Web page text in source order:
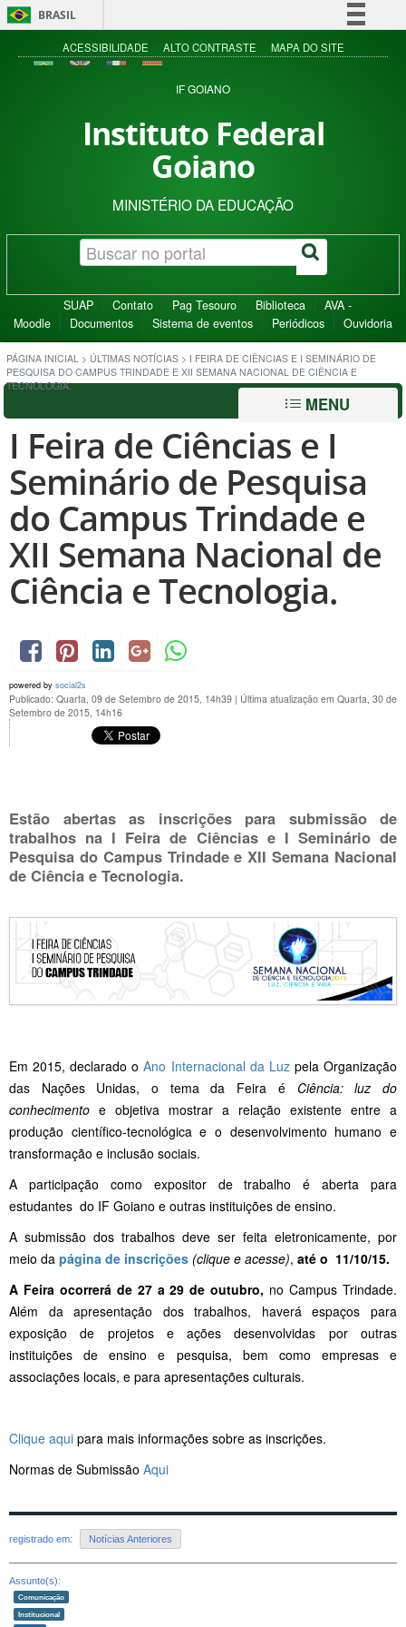
BRASIL
Simplifique!
Acesso à informação
ACESSIBILIDADE ALTO CONTRASTE MAPA DO SITE
IF GOIANO
Instituto Federal
Goiano
MINISTÉRIO DA EDUCAÇÃO
SUAP Contato Pag Tesouro Biblioteca
AVA -
Moodle
Documentos Sistema de eventos Periódicos Ouvidoria
PÁGINA INICIAL > ÚLTIMAS NOTÍCIAS > I FEIRA DE CIÊNCIAS E I SEMINÁRIO DE
PESQUISA DO CAMPUS TRINDADE E XII SEMANA NACIONAL DE CIÊNCIA E
TECNOLOGIA.
MENU
I Feira de Ciências e I
Seminário de Pesquisa
do Campus Trindade e
XII Semana Nacional de
Ciência e Tecnologia.
powered by social2s
Publicado: Quarta, 09 de Setembro de 2015, 14h39 | Última atualização em Quarta, 30 de
Setembro de 2015, 14h16
Estão abertas as inscrições para submissão de
trabalhos na I Feira de Ciências e I Seminário de
Pesquisa do Campus Trindade e XII Semana Nacional
de Ciência e Tecnologia.
Em 2015, declarado oAno Internacional da Luzpela Organização
das Nações Unidas, o tema da Feira é Ciência: luz do
conhecimento e objetiva mostrar a relação existente entre a
produção científico-tecnológica e o desenvolvimento humano e
transformação e inclusão sociais.
A participação como expositor de trabalho é aberta para
estudantes do IF Goiano e outras instituições de ensino.
A submissão dos trabalhos deve ser feita eletronicamente, por
meio da página de inscrições (clique e acesse), até o 11/10/15.
A Feira ocorrerá de 27 a 29 de outubro, no Campus Trindade.
Além da apresentação dos trabalhos, haverá espaços para
exposição de projetos e ações desenvolvidas por outras
instituições de ensino e pesquisa, bem como empresas e
associações locais, e para apresentações culturais.
Clique aqui para mais informações sobre as inscrições.
Normas de Submissão Aqui
registrado em: Notícias Anteriores
Assunto(s):
Comunicação
Institucional